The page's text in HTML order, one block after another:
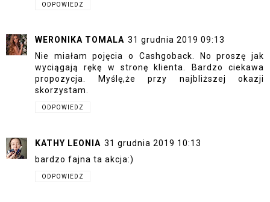
ODPOWIEDZ
WERONIKA TOMALA 31 grudnia 2019 09:13
Nie miałam pojęcia o Cashgoback. No proszę jak
wyciągają rękę w stronę klienta. Bardzo ciekawa
propozycja. Myślę,że przy najbliższej okazji
skorzystam.
ODPOWIEDZ
KATHY LEONIA 31 grudnia 2019 10:13
bardzo fajna ta akcja:)
ODPOWIEDZ